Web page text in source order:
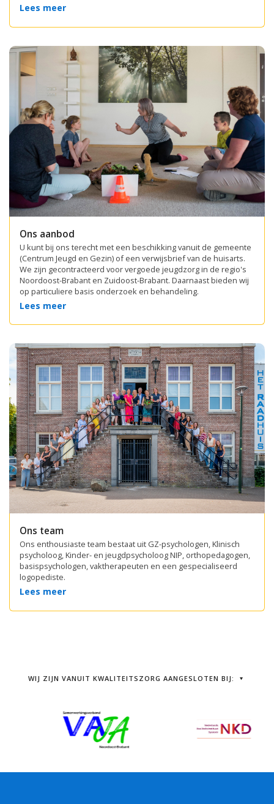
Lees meer
Ons aanbod
U kunt bij ons terecht met een beschikking vanuit de gemeente
(Centrum Jeugd en Gezin) of een verwijsbrief van de huisarts.
We zijn gecontracteerd voor vergoede jeugdzorg in de regio's
Noordoost-Brabant en Zuidoost-Brabant. Daarnaast bieden wij
op particuliere basis onderzoek en behandeling.
Lees meer
Ons team
Ons enthousiaste team bestaat uit GZ-psychologen, Klinisch
psycholoog, Kinder- en jeugdpsycholoog NIP, orthopedagogen,
basispsychologen, vaktherapeuten en een gespecialiseerd
logopediste.
Lees meer
WIJ ZIJN VANUIT KWALITEITSZORG AANGESLOTEN BIJ: